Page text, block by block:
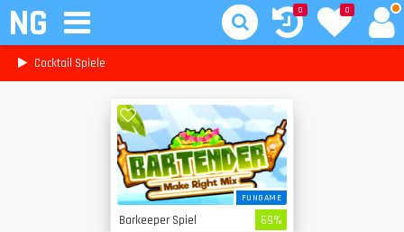
NG 0
0
Cocktail Spiele
FUNGAME
Barkeeper Spiel 69%